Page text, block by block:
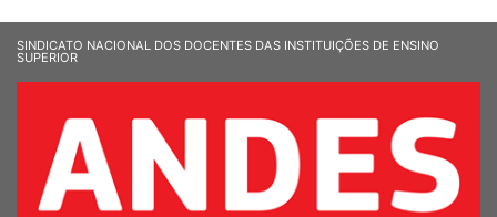
SINDICATO NACIONAL DOS DOCENTES DAS INSTITUIÇÕES DE ENSINO
SUPERIOR